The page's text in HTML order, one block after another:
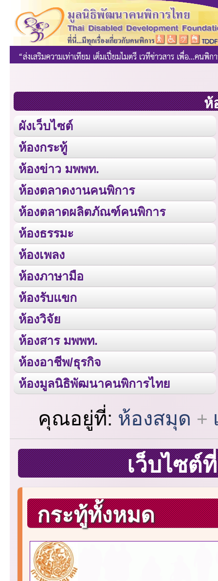
ห้
ผังเว็บไซต์
ห้องกระทู้
ห้องข่าว มพพท.
ห้องตลาดงานคนพิการ
ห้องตลาดผลิตภัณฑ์คนพิการ
ห้องธรรมะ
ห้องเพลง
ห้องภาษามือ
ห้องรับแขก
ห้องวิจัย
ห้องสาร มพพท.
ห้องอาชีพ/ธุรกิจ
ห้องมูลนิธิพัฒนาคนพิการไทย
คุณอยู่ที่: ห้องสมุด
เว็บไซต์
กระทู้ทั้งหมด